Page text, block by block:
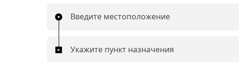
Введите местоположение
Укажите пункт назначения